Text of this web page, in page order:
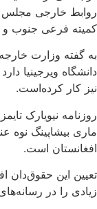
روابط خارجی مجلس
کمیته فرعی جنوب و
به گفته وزارت
دانشگاه ویرجینیا
نیز کار کرده‌است.
ماری بیشاپینگ نوه
افغانستان است.
تعیین این حقوق‌دان
زیادی را در